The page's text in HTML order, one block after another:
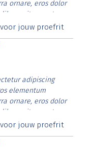
ornare, eros dolor
vitae erat.
id rutrum lorem
jouw proefrit
adipiscing
elementum
ornare, eros dolor
vitae erat.
id rutrum lorem
jouw proefrit